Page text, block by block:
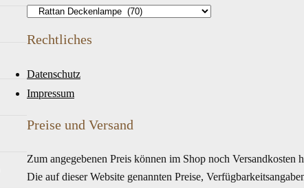
Rechtliches
Datenschutz
Impressum
Preise und Versand
Zum angegebenen Preis können im Shop noch
Die auf dieser Website genannten Preise,